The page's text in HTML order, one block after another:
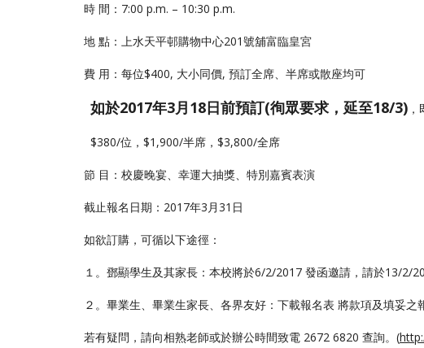
時 間：7:00 p.m. – 10:30 p.m.
地 點：上水天平邨購物中心201號舖富臨皇宮
費 用：每位$400, 大小同價, 預訂全席、半席或散座均可
如於2017年3月18日前預訂(徇眾要求，延至18/3)，
$380/位，$1,900/半席，$3,800/全席
節 目：校慶晚宴、幸運大抽獎、特別嘉賓表演
截止報名日期：2017年3月31日
如欲訂購，可循以下途徑：
１。鄧顯學生及其家長：本校將於6/2/2017 發函邀請，請於13/2/
２。畢業生、畢業生家長、各界友好：下載報名表 將款項及填妥之
若有疑問，請向相熟老師或於辦公時間致電 2672 6820 查詢。(